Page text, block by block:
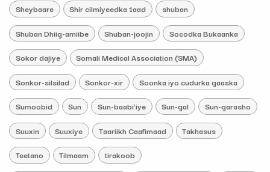
Sheybaare Shir cilmiyeedka 1aad shuban
Shuban Dhiig-amiibe Shuban-joojin Socodka Bukaanka
Sokor dajiye Somali Medical Association (SMA)
Sonkor-silsilad Sonkor-xir Soonka iyo cudurka gaaska
Sumoobid Sun Sun-baabi’iye Sun-gal Sun-garasho
Suuxin Suuxiye Taariikh Caafimaad Takhasus
Teetano Tilmaam tirakoob